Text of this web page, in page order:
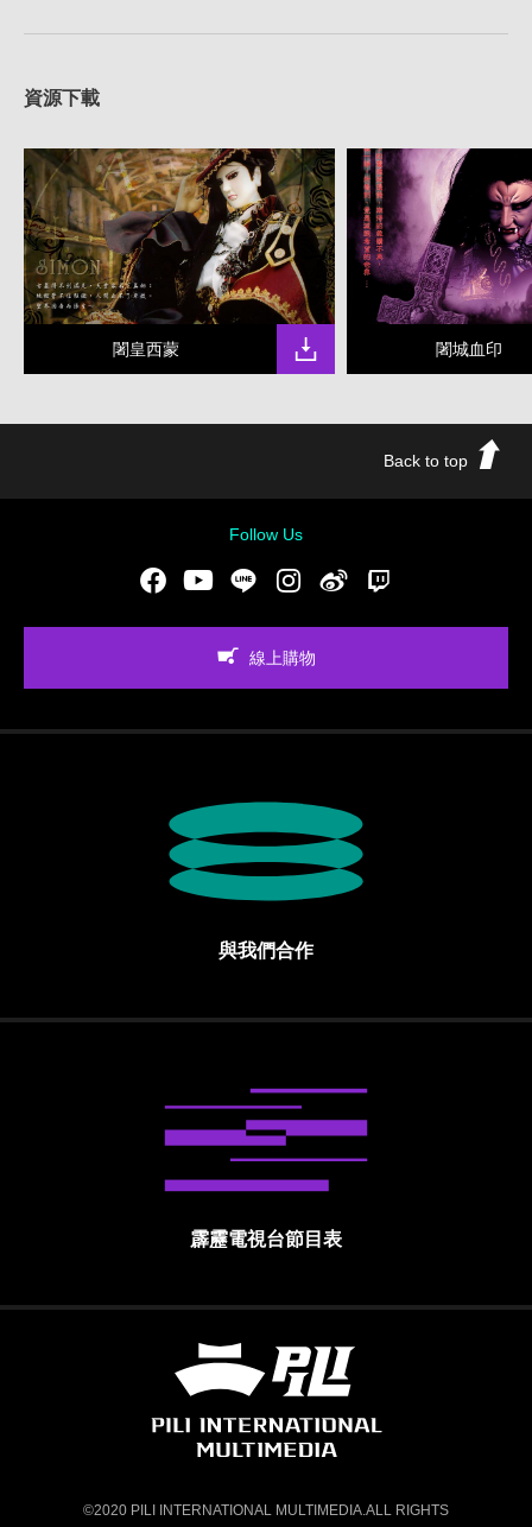
資源下載
闍皇西蒙 闍城血印
Back to top
Follow Us
FacebookYoutubeLINE Instgram新浪微博
線上購物
與我們合作
霹靂電視台節目表
霹靂國際多媒體股份有限公司 PILI
©2020 PILI INTERNATIONAL MULTIMEDIA.ALL RIGHTS